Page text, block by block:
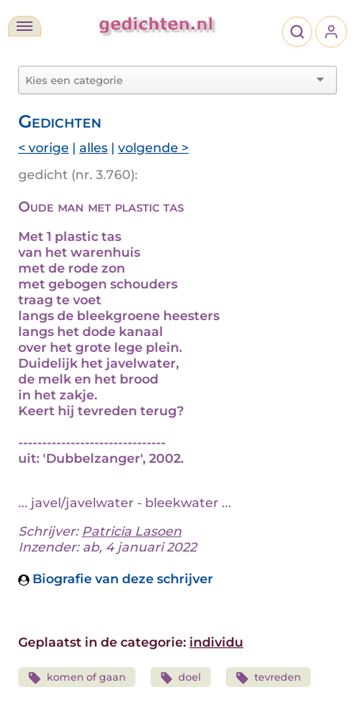
Gedichten
< vorige | alles | volgende >
gedicht (nr. 3.760):
Oude man met plastic tas
Met 1 plastic tas
van het warenhuis
met de rode zon
met gebogen schouders
traag te voet
langs de bleekgroene heesters
langs het dode kanaal
over het grote lege plein.
Duidelijk het javelwater,
de melk en het brood
in het zakje.
Keert hij tevreden terug?
-------------------------------
uit: 'Dubbelzanger', 2002.
... javel/javelwater - bleekwater ...
Schrijver: Patricia Lasoen
Inzender: ab, 4 januari 2022
Biografie van deze schrijver
Geplaatst in de categorie: individu
komen of gaan doel tevreden